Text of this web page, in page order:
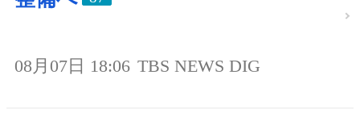
08月07日 18:06 TBS NEWS DIG